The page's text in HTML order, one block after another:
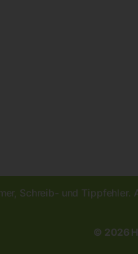
Schreib- und
© 2026